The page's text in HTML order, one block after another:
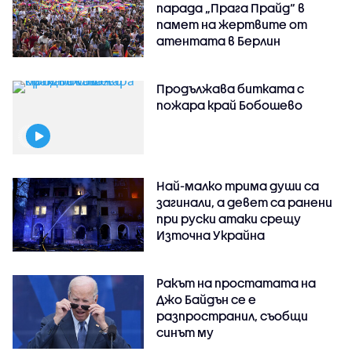
парада „Прага Прайд“ в
памет на жертвите от
атентата в Берлин
Продължава битката с
пожара край Бобошево
Най-малко трима души са
загинали, а девет са ранени
при руски атаки срещу
Източна Украйна
Ракът на простатата на
Джо Байдън се е
разпространил, съобщи
синът му